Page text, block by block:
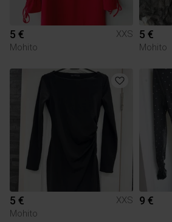
5 €
XXS
Mohito
5 €
Mohito
5 €
XXS
Mohito
9 €